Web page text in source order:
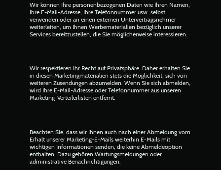
Wir können Ihre personenbezogenen Daten wie Ihren Namen,
Ihre E-Mail-Adresse, Ihre Telefonnummer usw. selbst
verwenden oder an einen externen Untervertragsnehmer
weiterleiten, um Ihnen Werbematerialien bezüglich unserer
Services bereitzustellen, die Sie möglicherweise interessieren.
Wir respektieren Ihr Recht auf Privatsphäre. Daher erhalten Sie
in diesen Marketingmaterialien stets die Möglichkeit, sich von
weiteren Zusendungen abzumelden. Wenn Sie sich abmelden,
wird Ihre E-Mail-Adresse oder Telefonnummer aus unseren
Marketing-Verteilerlisten entfernt.
Beachten Sie, dass wir Ihnen auch nach einer Abmeldung vom
Erhalt unserer Marketing-E-Mails weiterhin E-Mails mit
wichtigen Informationen senden, die keine Abmeldeoption
enthalten. Dazu gehören Wartungsmeldungen oder
administrative Benachrichtigungen.